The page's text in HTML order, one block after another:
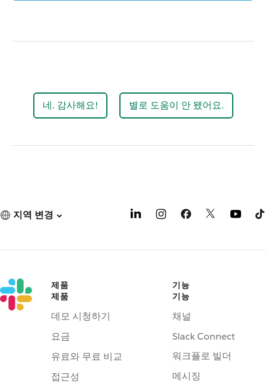
네. 감사해요! 별로 도움이 안 됐어요.
지역 변경
제품
제품
데모 시청하기
요금
유료와 무료 비교
접근성
기능
기능
채널
Slack Connect
워크플로 빌더
메시징